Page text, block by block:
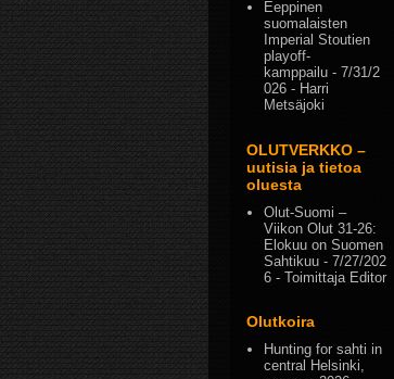
Eeppinen
suomalaisten
Imperial Stoutien
playoff-
kamppailu - 7/31/2
026 - Harri
Metsäjoki
OLUTVERKKO –
uutisia ja tietoa
oluesta
Olut-Suomi –
Viikon Olut 31-26:
Elokuu on Suomen
Sahtikuu - 7/27/202
6 - Toimittaja Editor
Olutkoira
Hunting for sahti in
central Helsinki,